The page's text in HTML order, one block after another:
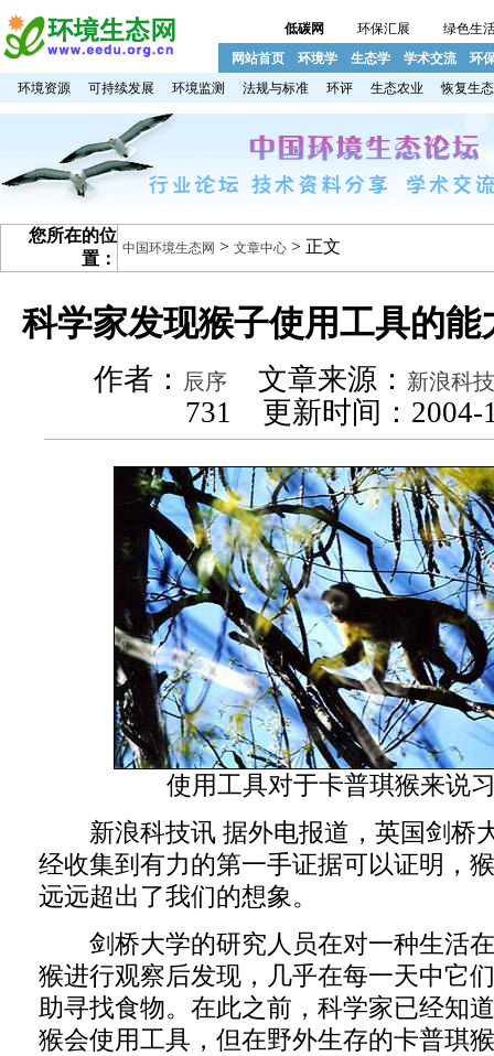
低碳网 环保汇展
绿色生
网站首页
环境学 生态学 学术交流
环
环境资源
可持续发展 环境监测 法规与标准 环评 生态农业 恢复生态
您所在的位
置：
中国环境生态网 > 文章中心 > 正文
科学家发现猴子使用工具的能
作者： 辰序 文章来源： 新浪科技
731 更新时间：2004-
使用工具对于卡普琪猴来说
新浪科技讯 据外电报道，英国剑桥
经收集到有力的第一手证据可以证明，
远远超出了我们的想象。
剑桥大学的研究人员在对一种生活在
猴进行观察后发现，几乎在每一天中它
助寻找食物。在此之前，科学家已经知
猴会使用工具，但在野外生存的卡普琪